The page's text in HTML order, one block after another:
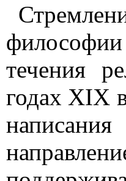
течения
годах XIX